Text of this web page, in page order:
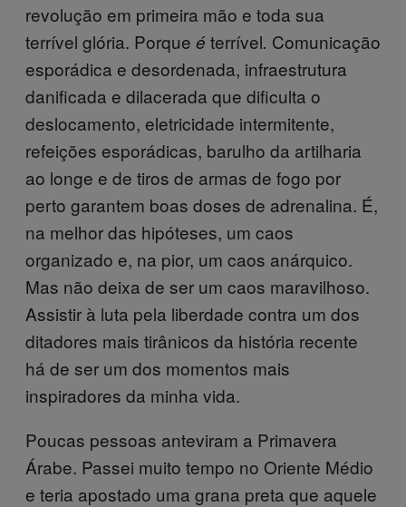
revolução em primeira mão e toda sua
terrível glória. Porque é terrível. Comunicação
esporádica e desordenada, infraestrutura
danificada e dilacerada que dificulta o
deslocamento, eletricidade intermitente,
refeições esporádicas, barulho da artilharia
ao longe e de tiros de armas de fogo por
perto garantem boas doses de adrenalina. É,
na melhor das hipóteses, um caos
organizado e, na pior, um caos anárquico.
Mas não deixa de ser um caos maravilhoso.
Assistir à luta pela liberdade contra um dos
ditadores mais tirânicos da história recente
há de ser um dos momentos mais
inspiradores da minha vida.
Poucas pessoas anteviram a Primavera
Árabe. Passei muito tempo no Oriente Médio
e teria apostado uma grana preta que aquele